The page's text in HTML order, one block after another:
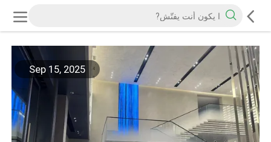
Sep 15, 2025